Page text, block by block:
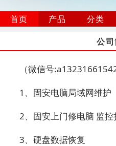
首页 产品 分类
公
（微信号:a13231661542
1、固安电脑局域网维护
2、固安上门修电脑 监
3、硬盘数据恢复